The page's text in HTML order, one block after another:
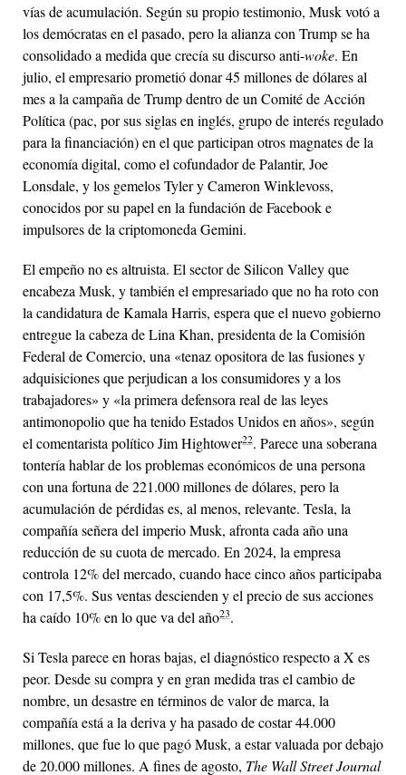
vías de acumulación. Según su propio testimonio, Musk votó a
los demócratas en el pasado, pero la alianza con Trump se ha
consolidado a medida que crecía su discurso anti-woke. En
julio, el empresario prometió donar 45 millones de dólares al
mes a la campaña de Trump dentro de un Comité de Acción
Política (pac, por sus siglas en inglés, grupo de interés regulado
para la financiación) en el que participan otros magnates de la
economía digital, como el cofundador de Palantir, Joe
Lonsdale, y los gemelos Tyler y Cameron Winklevoss,
conocidos por su papel en la fundación de Facebook e
impulsores de la criptomoneda Gemini.
El empeño no es altruista. El sector de Silicon Valley que
encabeza Musk, y también el empresariado que no ha roto con
la candidatura de Kamala Harris, espera que el nuevo gobierno
entregue la cabeza de Lina Khan, presidenta de la Comisión
Federal de Comercio, una «tenaz opositora de las fusiones y
adquisiciones que perjudican a los consumidores y a los
trabajadores» y «la primera defensora real de las leyes
antimonopolio que ha tenido Estados Unidos en años», según
el comentarista político Jim Hightower22. Parece una soberana
tontería hablar de los problemas económicos de una persona
con una fortuna de 221.000 millones de dólares, pero la
acumulación de pérdidas es, al menos, relevante. Tesla, la
compañía señera del imperio Musk, afronta cada año una
reducción de su cuota de mercado. En 2024, la empresa
controla 12% del mercado, cuando hace cinco años participaba
con 17,5%. Sus ventas descienden y el precio de sus acciones
ha caído 10% en lo que va del año23.
Si Tesla parece en horas bajas, el diagnóstico respecto a X es
peor. Desde su compra y en gran medida tras el cambio de
nombre, un desastre en términos de valor de marca, la
compañía está a la deriva y ha pasado de costar 44.000
millones, que fue lo que pagó Musk, a estar valuada por debajo
de 20.000 millones. A fines de agosto, The Wall Street Journal